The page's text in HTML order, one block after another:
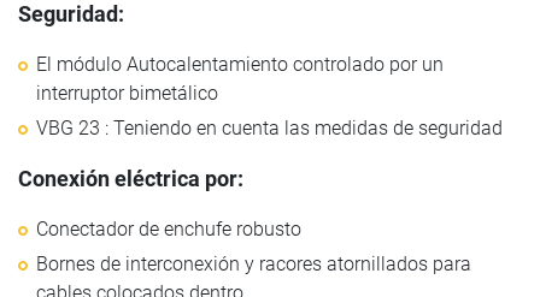
Seguridad:
El módulo Autocalentamiento controlado por un
interruptor bimetálico
VBG 23 : Teniendo en cuenta las medidas de seguridad
Conexión eléctrica por:
Conectador de enchufe robusto
Bornes de interconexión y racores atornillados para